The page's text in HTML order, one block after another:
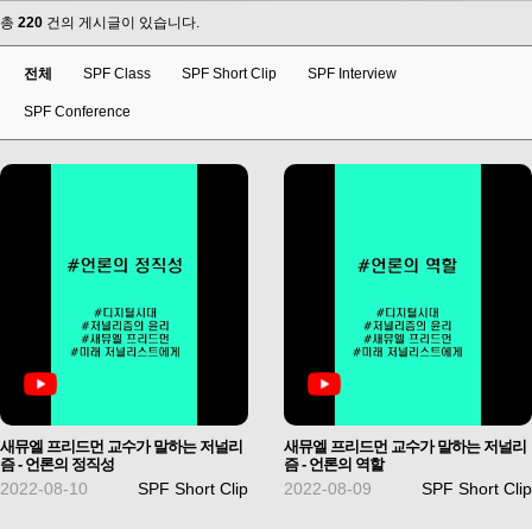
총 220 건의 게시글이 있습니다.
전체 SPF Class SPF Short Clip SPF Interview
SPF Conference
새뮤엘 프리드먼 교수가 말하는 저널리
즘 - 언론의 정직성
2022-08-10 SPF Short Clip
새뮤엘 프리드먼 교수가 말하는 저널리
즘 - 언론의 역할
2022-08-09 SPF Short Clip